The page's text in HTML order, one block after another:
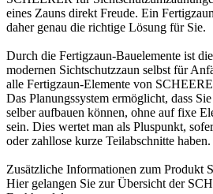
eines Zauns direkt Freude. Ein
daher genau die richtige Lösung für Sie.
Durch die Fertigzaun-Bauelemente ist
modernen Sichtschutzzaun selbst für
alle Fertigzaun-Elemente von
Das Planungssystem ermöglicht, dass
selber aufbauen können, ohne auf fixe
sein. Dies wertet man als Pluspunkt,
oder zahllose kurze Teilabschnitte haben.
Zusätzliche Informationen zum Produkt
Hier gelangen Sie zur Übersicht der